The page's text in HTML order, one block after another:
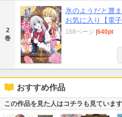
2
巻
氷のようだと蔑
お気に入り【電
168ページ 640pt
おすすめ作品
この作品を見た人はコチラも見ています